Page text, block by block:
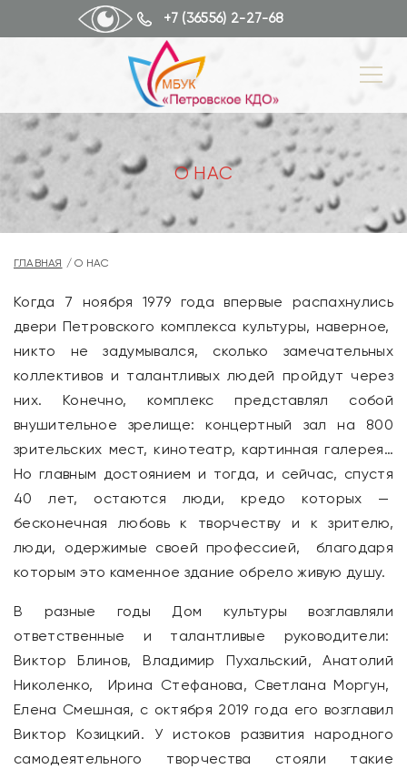
+7 (36556) 2-27-68
О НАС
ГЛАВНАЯ О НАС
Когда 7 ноября 1979 года впервые распахнулись
двери Петровского комплекса культуры, наверное,
никто не задумывался, сколько замечательных
коллективов и талантливых людей пройдут через
них. Конечно, комплекс представлял собой
внушительное зрелище: концертный зал на 800
зрительских мест, кинотеатр, картинная галерея…
Но главным достоянием и тогда, и сейчас, спустя
40 лет, остаются люди, кредо которых —
бесконечная любовь к творчеству и к зрителю,
люди, одержимые своей профессией, благодаря
которым это каменное здание обрело живую душу.
В разные годы Дом культуры возглавляли
ответственные и талантливые руководители:
Виктор Блинов, Владимир Пухальский, Анатолий
Николенко, Ирина Стефанова, Светлана Моргун,
Елена Смешная, с октября 2019 года его возглавил
Виктор Козицкий. У истоков развития народного
самодеятельного творчества стояли такие